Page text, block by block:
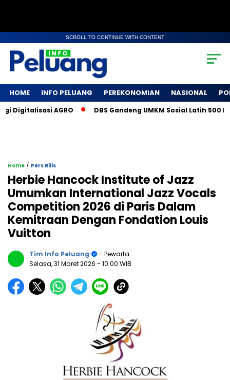
SCROLL TO CONTINUE WITH CONTENT
HOME INFO PELUANG PEREKONOMIAN NASIONAL
AGRO DBS Gandeng UMKM Sosial Latih 500
Home / Pers Rilis
Herbie Hancock Institute of Jazz
Umumkan International Jazz Vocals
Competition 2026 di Paris Dalam
Kemitraan Dengan Fondation Louis
Vuitton
Tim Info Peluang
- Pewarta
Selasa, 31 Maret 2026 - 10:00 WIB